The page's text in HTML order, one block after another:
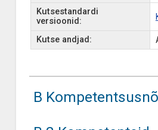
Kutsestandardi
versioonid:
Kutse andjad:
B